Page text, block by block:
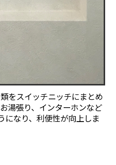
をスイッチニッチにまとめ
湯張り、インターホンなど
になり、利便性が向上しま